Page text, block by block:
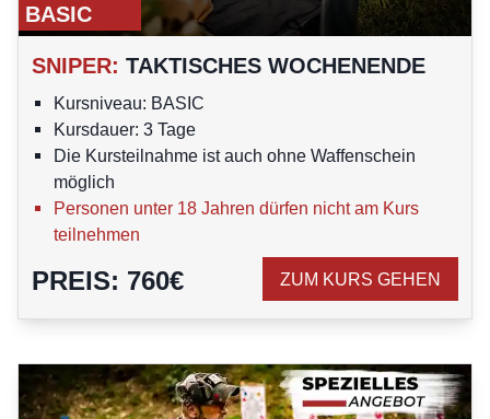
BASIC
SNIPER: TAKTISCHES WOCHENENDE
Kursniveau: BASIC
Kursdauer: 3 Tage
Die Kursteilnahme ist auch ohne Waffenschein
möglich
Personen unter 18 Jahren dürfen nicht am Kurs
teilnehmen
PREIS: 760€ ZUM KURS GEHEN